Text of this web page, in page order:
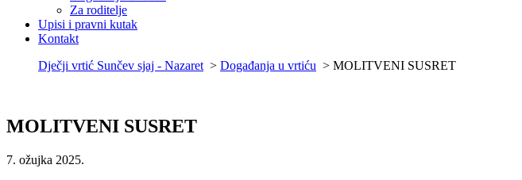
Za roditelje
Upisi i pravni kutak
Kontakt
Dječji vrtić Sunčev sjaj - Nazaret > Događanja u vrtiću > MOLITVENI SUSRET
MOLITVENI SUSRET
7. ožujka 2025.